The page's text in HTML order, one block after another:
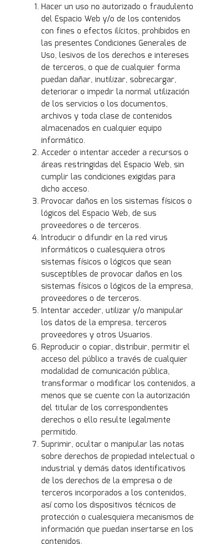
Hacer un uso no autorizado o fraudulento
del Espacio Web y/o de los contenidos
con fines o efectos ilícitos, prohibidos en
las presentes Condiciones Generales de
Uso, lesivos de los derechos e intereses
de terceros, o que de cualquier forma
puedan dañar, inutilizar, sobrecargar,
deteriorar o impedir la normal utilización
de los servicios o los documentos,
archivos y toda clase de contenidos
almacenados en cualquier equipo
informático.
Acceder o intentar acceder a recursos o
áreas restringidas del Espacio Web, sin
cumplir las condiciones exigidas para
dicho acceso.
Provocar daños en los sistemas físicos o
lógicos del Espacio Web, de sus
proveedores o de terceros.
Introducir o difundir en la red virus
informáticos o cualesquiera otros
sistemas físicos o lógicos que sean
susceptibles de provocar daños en los
sistemas físicos o lógicos de la empresa,
proveedores o de terceros.
Intentar acceder, utilizar y/o manipular
los datos de la empresa, terceros
proveedores y otros Usuarios.
Reproducir o copiar, distribuir, permitir el
acceso del público a través de cualquier
modalidad de comunicación pública,
transformar o modificar los contenidos, a
menos que se cuente con la autorización
del titular de los correspondientes
derechos o ello resulte legalmente
permitido.
Suprimir, ocultar o manipular las notas
sobre derechos de propiedad intelectual o
industrial y demás datos identificativos
de los derechos de la empresa o de
terceros incorporados a los contenidos,
así como los dispositivos técnicos de
protección o cualesquiera mecanismos de
información que puedan insertarse en los